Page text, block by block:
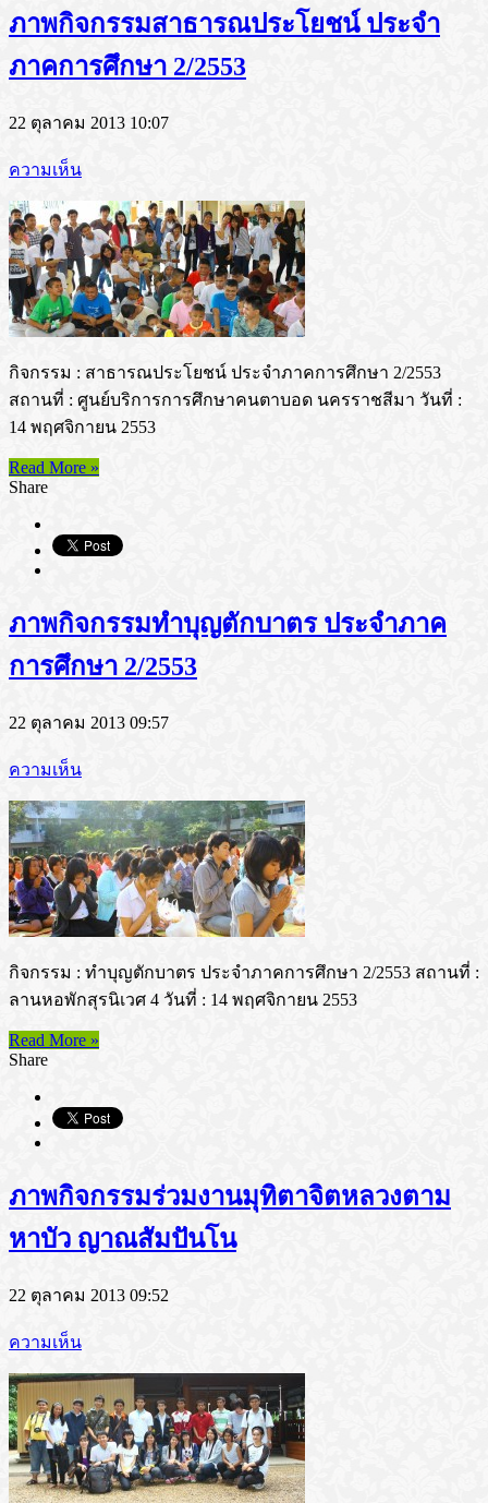
ภาพกิจกรรมสาธารณประโยชน์ ประจำ
ภาคการศึกษา 2/2553
22 ตุลาคม 2013 10:07
ความเห็น
กิจกรรม : สาธารณประโยชน์ ประจำภาคการศึกษา 2/2553
สถานที่ : ศูนย์บริการการศึกษาคนตาบอด นครราชสีมา วันที่ :
14 พฤศจิกายน 2553
Read More »
Share
ภาพกิจกรรมทำบุญตักบาตร ประจำภาค
การศึกษา 2/2553
22 ตุลาคม 2013 09:57
ความเห็น
กิจกรรม : ทำบุญตักบาตร ประจำภาคการศึกษา 2/2553 สถานที่ :
ลานหอพักสุรนิเวศ 4 วันที่ : 14 พฤศจิกายน 2553
Read More »
Share
ภาพกิจกรรมร่วมงานมุทิตาจิตหลวงตาม
หาบัว ญาณสัมปันโน
22 ตุลาคม 2013 09:52
ความเห็น